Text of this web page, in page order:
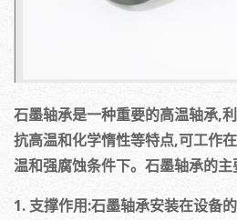
石墨轴承是一种重要的高温轴承,
抗高温和化学惰性等特点,可工作
温和强腐蚀条件下。石墨轴承的主
1. 支撑作用:石墨轴承安装在设备